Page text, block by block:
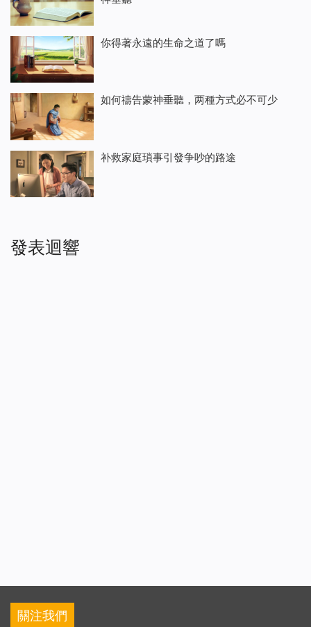
你得著永遠的生命之道了嗎
如何禱告蒙神垂聽，两種方式必不可少
补救家庭瑣事引發争吵的路途
發表迴響
關注我們